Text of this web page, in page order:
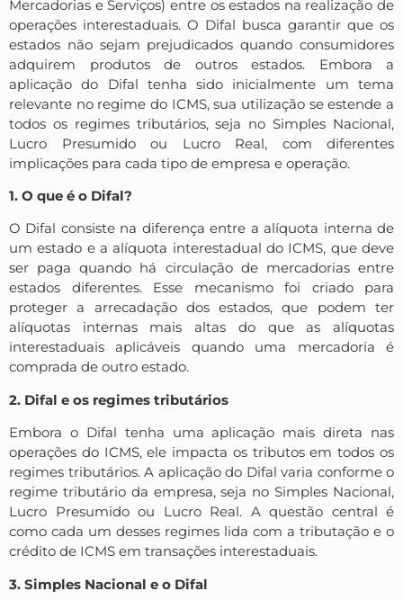
Mercadorias e Serviços) entre os estados na realização de
operações interestaduais. O Difal busca garantir que os
estados não sejam prejudicados quando consumidores
adquirem produtos de outros estados. Embora a
aplicação do Difal tenha sido inicialmente um tema
relevante no regime do ICMS, sua utilização se estende a
todos os regimes tributários, seja no Simples Nacional,
Lucro Presumido ou Lucro Real, com diferentes
implicações para cada tipo de empresa e operação.
1. O que é o Difal?
O Difal consiste na diferença entre a alíquota interna de
um estado e a alíquota interestadual do ICMS, que deve
ser paga quando há circulação de mercadorias entre
estados diferentes. Esse mecanismo foi criado para
proteger a arrecadação dos estados, que podem ter
alíquotas internas mais altas do que as alíquotas
interestaduais aplicáveis quando uma mercadoria é
comprada de outro estado.
2. Difal e os regimes tributários
Embora o Difal tenha uma aplicação mais direta nas
operações do ICMS, ele impacta os tributos em todos os
regimes tributários. A aplicação do Difal varia conforme o
regime tributário da empresa, seja no Simples Nacional,
Lucro Presumido ou Lucro Real. A questão central é
como cada um desses regimes lida com a tributação e o
crédito de ICMS em transações interestaduais.
3. Simples Nacional e o Difal